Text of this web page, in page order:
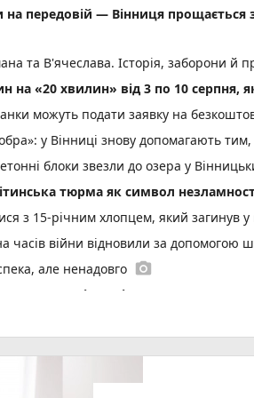
на передовій — Вінниця
та В'ячеслава. Історія, заборони й
на «20 хвилин» від 3 по 10 серпня,
можуть подати заявку на
у Вінниці знову допомагають
блоки звезли до озера у
тюрма як символ
з 15-річним хлопцем, який загинув у
часів війни відновили за допомогою
але ненадовго photo_camera
препарати. Які ще ліки не можна
шахрайство — знайшли посів